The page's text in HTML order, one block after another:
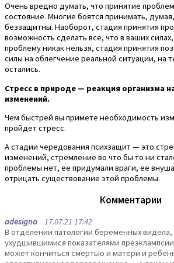
Очень вредно думать, что принятие
состояние. Многие боятся принимать,
беззащитны. Наоборот, стадия принятия
возможность сделать все, что в ваших
проблему никак нельзя, стадия принятия
силы на облегчение реальной ситуации, на
остались.
Стресс в природе — реакция организма
изменений.
Чем быстрей вы примете необходимость
пройдет стресс.
А стадии чередования психзащит — это
изменений, стремление во что бы то ни
проблемы нет, ее придумали враги, ее
отрицать существование этой проблемы.
Комментарии
adesigna 17.07.21 17:42
В отделении патологии беременных
ухудшившимися показателями
может кончиться смертью и матери и